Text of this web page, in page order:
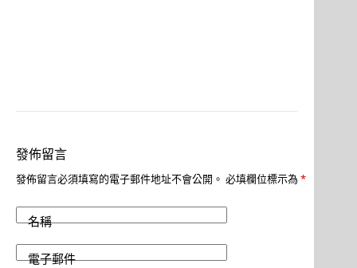
發佈留言
發佈留言必須填寫的電子郵件地址不會公開。 必填欄位標示為 *
名稱
電子郵件